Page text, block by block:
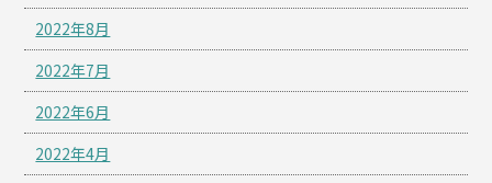
2022年8月
2022年7月
2022年6月
2022年4月